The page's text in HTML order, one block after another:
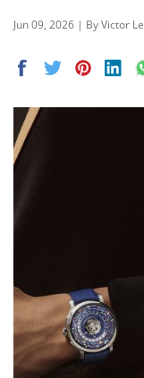
Jun 09, 2026 | By Victor